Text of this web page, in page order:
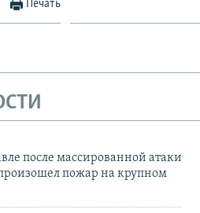
Печать
после массированной атаки
пожар на крупном